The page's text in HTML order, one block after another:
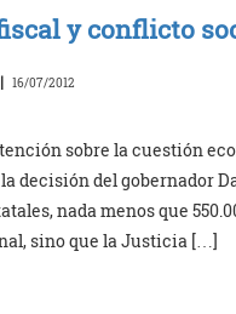
y conflicto
| 16/07/2012
sobre la cuestión
decisión del gobernador
nada menos que
sino que la Justicia […]